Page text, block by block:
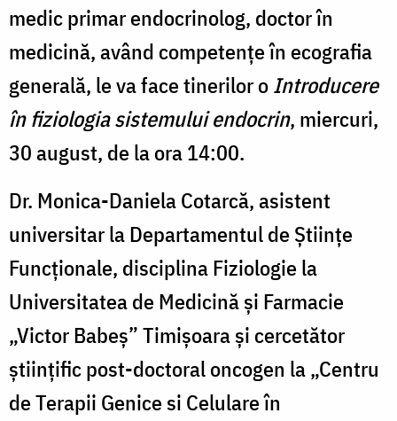
medic primar endocrinolog, doctor în
medicină, având competențe în ecografia
generală, le va face tinerilor oIntroducere
în fiziologia sistemului endocrin, miercuri,
30 august, de la ora 14:00.
Dr. Monica-Daniela Cotarcă, asistent
universitar la Departamentul de Științe
Funcționale, disciplina Fiziologie la
Universitatea de Medicină și Farmacie
„Victor Babeș” Timișoara și cercetător
științific post-doctoral oncogen la „Centru
de Terapii Genice si Celulare în